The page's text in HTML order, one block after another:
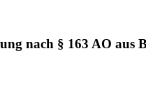
nach § 163 AO